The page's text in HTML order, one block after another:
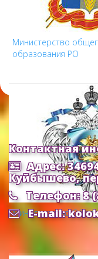
Министерство
образования РО
Министерство
Контактная
Адрес:
Куйбышево,
Телефон: 8
E-mail: